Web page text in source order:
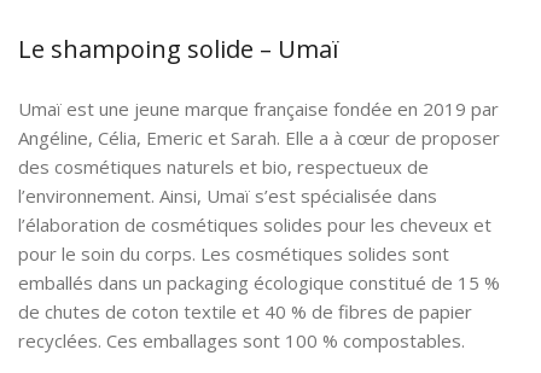
Le shampoing solide – Umaï
Umaï est une jeune marque française fondée en 2019 par
Angéline, Célia, Emeric et Sarah. Elle a à cœur de proposer
des cosmétiques naturels et bio, respectueux de
l’environnement. Ainsi, Umaï s’est spécialisée dans
l’élaboration de cosmétiques solides pour les cheveux et
pour le soin du corps. Les cosmétiques solides sont
emballés dans un packaging écologique constitué de 15 %
de chutes de coton textile et 40 % de fibres de papier
recyclées. Ces emballages sont 100 % compostables.